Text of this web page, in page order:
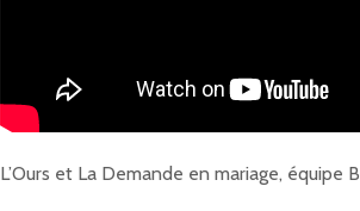
L’Ours et La Demande en mariage, équipe B